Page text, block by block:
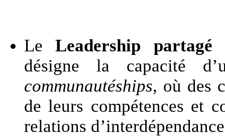
LeLeadership partagé
désigne la capacité
communautéships, où des
de leurs compétences et
relations d’interdépendance